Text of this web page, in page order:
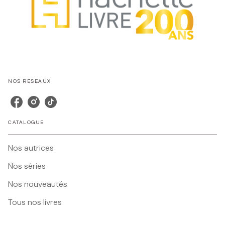
NOS RÉSEAUX
CATALOGUE
Nos autrices
Nos séries
Nos nouveautés
Tous nos livres